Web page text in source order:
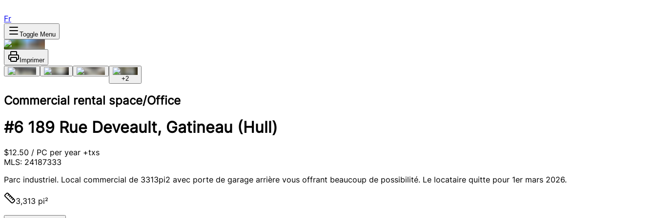
Fr
Toggle Menu
Imprimer
+2
Commercial rental space/Office
#6 189 Rue Deveault, Gatineau (Hull)
$12.50 / PC per year +txs
MLS: 24187333
Parc industriel. Local commercial de 3313pi2 avec porte de garage arrière vous offrant beaucoup de possibilité. Le locataire quitte pour 1er mars 2026.
3,313 pi²